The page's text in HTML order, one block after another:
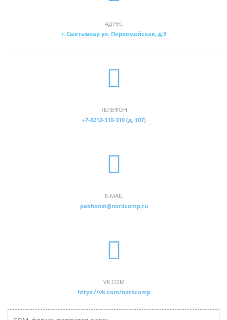
АДРЕС
г. Сыктывкар ул. Первомайская, д.9
ТЕЛЕФОН
+7-8212-310-310 (д. 107)
E-MAIL
pakhonin@nordcomp.ru
VK.COM
https://vk.com/nordcomp